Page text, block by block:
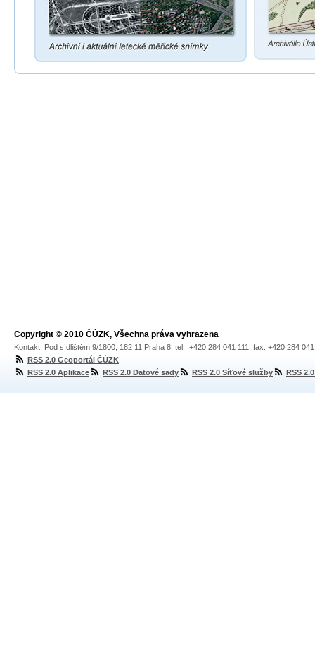
Copyright © 2010 ČÚZK, Všechna práva vyhrazena
Kontakt: Pod sídlištěm 9/1800, 182 11 Praha 8, tel.: +420 284 041 111, fax: +420 284
RSS 2.0 Geoportál ČÚZK
RSS 2.0 Aplikace
RSS 2.0 Datové sady RSS 2.0 Síťové služby RSS